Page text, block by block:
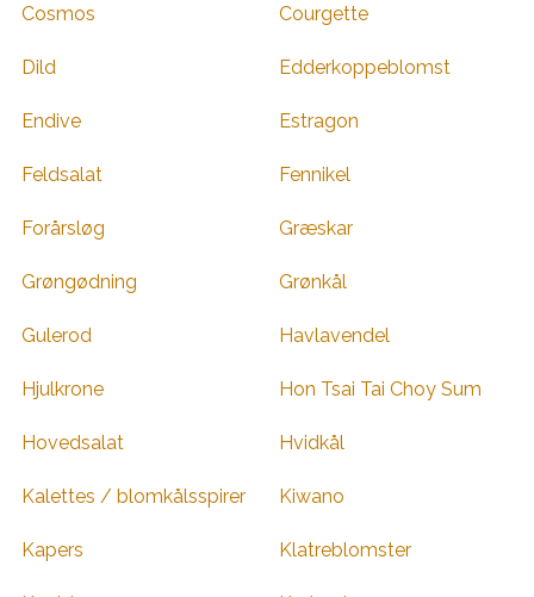
Cosmos Courgette
Dild Edderkoppeblomst
Endive Estragon
Feldsalat Fennikel
Forårsløg Græskar
Grøngødning Grønkål
Gulerod Havlavendel
Hjulkrone Hon Tsai Tai Choy Sum
Hovedsalat Hvidkål
Kalettes / blomkålsspirer Kiwano
Kapers Klatreblomster